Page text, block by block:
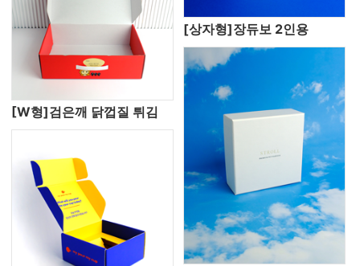
[W형]검은깨 닭껍질 튀김
[상자형]장듀보 2인용